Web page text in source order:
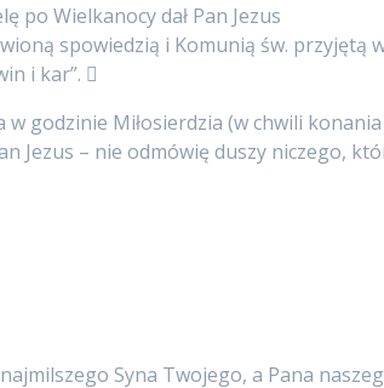
po Wielkanocy dał Pan Jezus
spowiedzią i Komunią św. przyjętą
i kar”. 
w godzinie Miłosierdzia (w chwili konania
Jezus – nie odmówię duszy niczego,
Syna Twojego, a Pana